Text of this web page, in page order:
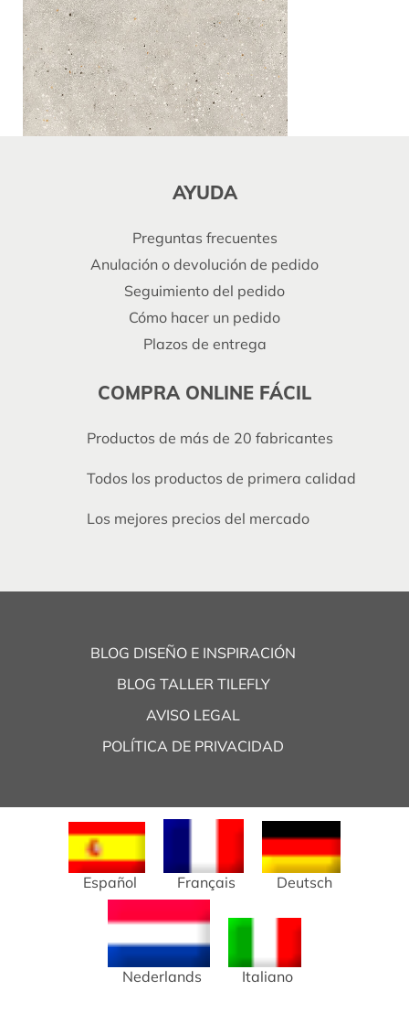
AYUDA
Preguntas frecuentes
Anulación o devolución de pedido
Seguimiento del pedido
Cómo hacer un pedido
Plazos de entrega
COMPRA ONLINE FÁCIL
Productos de más de 20 fabricantes
Todos los productos de primera calidad
Los mejores precios del mercado
BLOG DISEÑO E INSPIRACIÓN
BLOG TALLER TILEFLY
AVISO LEGAL
POLÍTICA DE PRIVACIDAD
Español Français Deutsch
Nederlands Italiano